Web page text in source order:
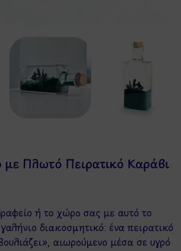
μεγέθυνση
με Πλωτό Πειρατικό Καράβι
ή το χώρο σας με αυτό το
διακοσμητικό: ένα πειρατικό
αιωρούμενο μέσα σε υγρό